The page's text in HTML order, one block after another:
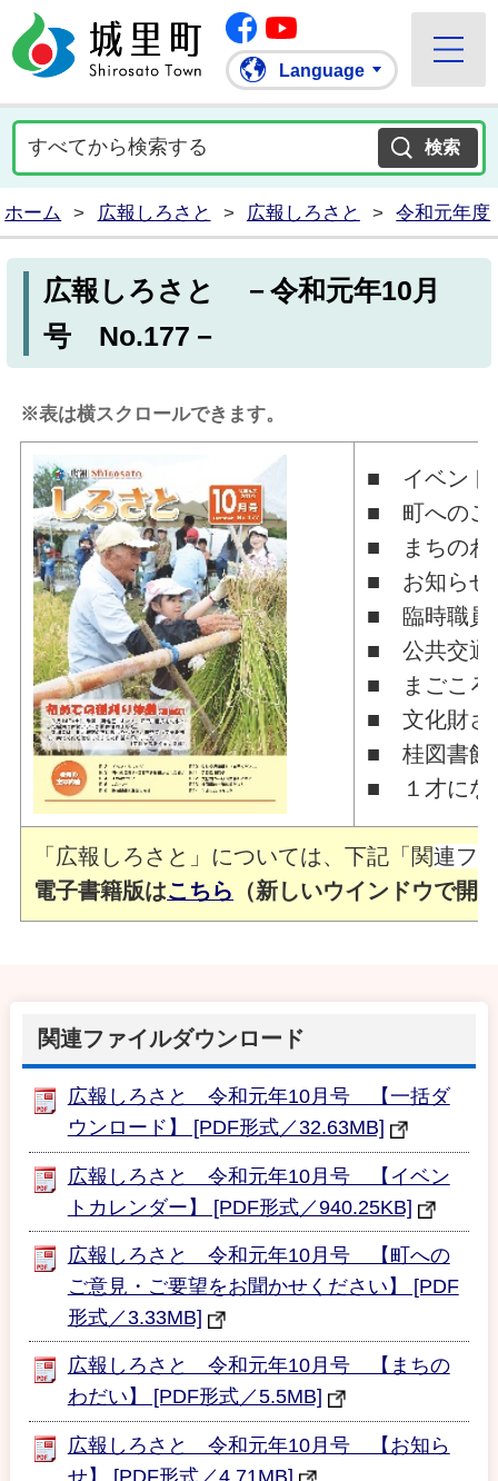
城里町ホームページ
Facebook
Language
ホーム > 広報しろさと > 広報しろさと > 令和元年度
広報しろさと －令和元年10月
号 No.177－
※表は横スクロールできます。
■ イベント
■ 町へのご
■ まちのわ
■ お知らせ
■ 臨時職員
■ 公共交通
■ まごころ
■ 文化財さ
■ 桂図書館
■ １才にな
「広報しろさと」については、下記「関連フ
電子書籍版はこちら （新しいウインドウで開
関連ファイルダウンロード
広報しろさと 令和元年10月号 【一括ダ
ウンロード】 [PDF形式／32.63MB]
広報しろさと 令和元年10月号 【イベン
トカレンダー】 [PDF形式／940.25KB]
広報しろさと 令和元年10月号 【町への
ご意見・ご要望をお聞かせください】 [PDF
形式／3.33MB]
広報しろさと 令和元年10月号 【まちの
わだい】 [PDF形式／5.5MB]
広報しろさと 令和元年10月号 【お知ら
せ】 [PDF形式／4.71MB]